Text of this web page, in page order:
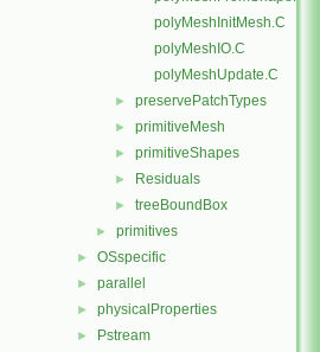
polyMeshInitMesh.C
polyMeshIO.C
polyMeshUpdate.C
► preservePatchTypes
► primitiveMesh
► primitiveShapes
► Residuals
► treeBoundBox
► primitives
► OSspecific
► parallel
► physicalProperties
► Pstream